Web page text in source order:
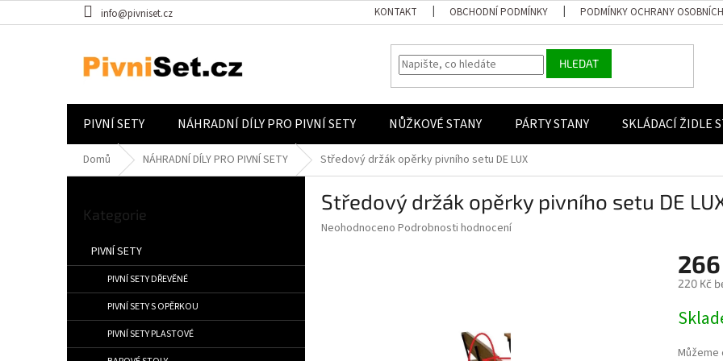
info@pivniset.cz KONTAKT OBCHODNÍ PODMÍNKY PODMÍNKY OCHRANY OSOBNÍCH
HLEDAT
PIVNÍ SETY NÁHRADNÍ DÍLY PRO PIVNÍ SETY NŮŽKOVÉ STANY PÁRTY STANY SKLÁDACÍ ŽIDLE
Domů NÁHRADNÍ DÍLY PRO PIVNÍ SETY Středový držák opěrky pivního setu DE LUX
Kategorie
PIVNÍ SETY
PIVNÍ SETY DŘEVĚNÉ
PIVNÍ SETY S OPĚRKOU
PIVNÍ SETY PLASTOVÉ
Středový držák opěrky pivního setu DE
Průměrné hodnocení produktu je 0,0 z 5 hvězdiček.
Neohodnoceno Podrobnosti hodnocení
220 Kč
Můžeme